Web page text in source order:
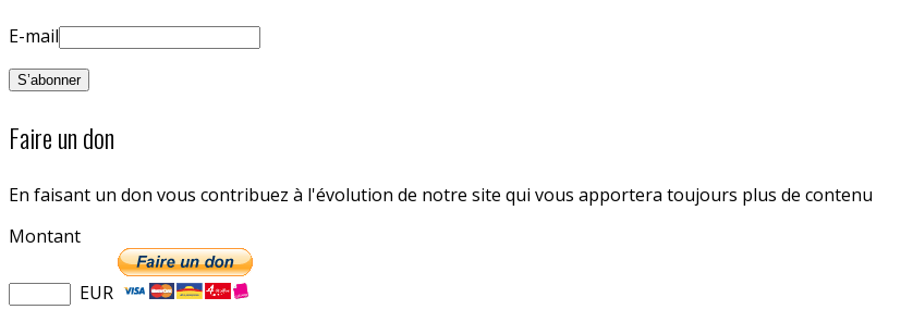
E-mail
Faire un don
En faisant un don vous contribuez à l'évolution de notre site qui vous apportera toujours plus de contenu
Montant
EUR